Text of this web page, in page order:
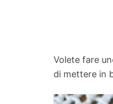
Volete fare
di mettere in